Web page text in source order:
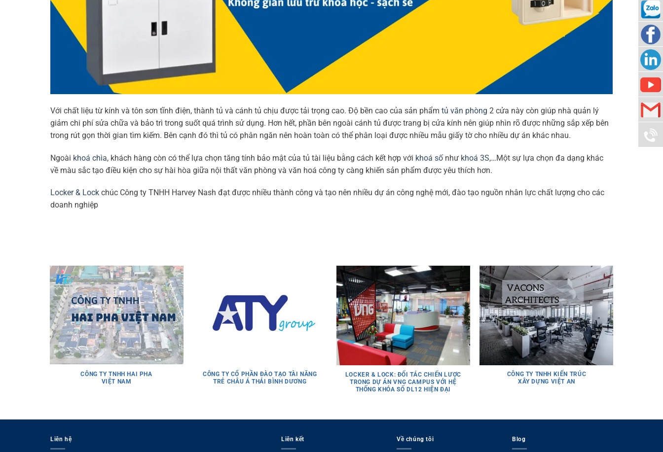
Với chất liệu từ kính và tôn sơn tĩnh điện, thành tủ và cánh tủ chịu được tải trọng cao. Độ bền cao của sản phẩm tủ văn phòng 2 cửa này còn giúp nhà quản lý
giảm chi phí sửa chữa và bảo trì trong suốt quá trình sử dụng. Hơn hết, phần bên ngoài cánh tủ được trang bị cửa kính nên giúp nhìn rõ được những sắp xếp bên
trong rút gọn thời gian tìm kiếm. Bên cạnh đó thì tủ có phân ngăn nên hoàn toàn có thể phân loại được nhiều mẫu giấy tờ cho nhiều dự án khác nhau.
Ngoài khoá chìa, khách hàng còn có thể lựa chọn tăng tính bảo mật của tủ tài liệu bằng cách kết hợp với khoá sốnhư khoá 3S,…Một sự lựa chọn đa dạng khác
về màu sắc tạo điều kiện cho sự hài hòa giữa nội thất văn phòng và văn hoá công ty càng khiến sản phẩm được yêu thích hơn.
Locker & Lock chúc Công ty TNHH Harvey Nash đạt được nhiều thành công và tạo nên nhiều dự án công nghệ mới, đào tạo nguồn nhân lực chất lượng cho các
doanh nghiệp
CÔNG TY TNHH HAI PHA
VIỆT NAM
CÔNG TY CỔ PHẦN ĐÀO TẠO TÀI NĂNG
TRẺ CHÂU Á THÁI BÌNH DƯƠNG
LOCKER & LOCK: ĐỐI TÁC CHIẾN LƯỢC
TRONG DỰ ÁN VNG CAMPUS VỚI HỆ
THỐNG KHÓA SỐ DL12 HIỆN ĐẠI
CÔNG TY TNHH KIẾN TRÚC
XÂY DỰNG VIỆT AN
Liên hệ Liên kết Về chúng tôi Blog
0938
989
276